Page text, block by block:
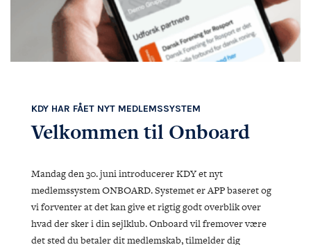
FØLG OS KONTAKT OS
KDY HAR FÅET NYT MEDLEMSSYSTEM
Velkommen til Onboard
Mandag den 30. juni introducerer KDY et nyt
medlemssystem ONBOARD. Systemet er APP baseret og
vi forventer at det kan give et rigtig godt overblik over
hvad der sker i din sejlklub. Onboard vil fremover være
det sted du betaler dit medlemskab, tilmelder dig